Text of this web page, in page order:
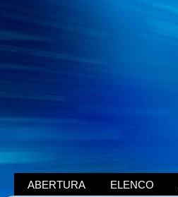
ABERTURA ELENCO